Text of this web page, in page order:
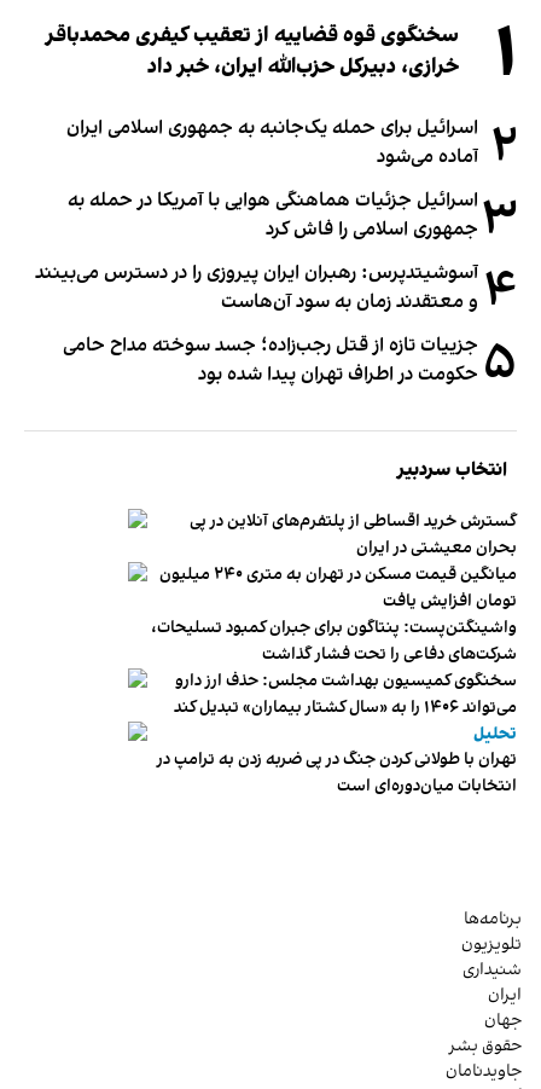
۱
سخنگوی قوه قضاییه از تعقیب کیفری محمدباقر
خرازی، دبیر‌کل حزب‌الله ایران، خبر داد
۲ اسرائیل برای حمله یک‌جانبه به جمهوری اسلامی ایران
آماده می‌شود
۳ اسرائیل جزئیات هماهنگی هوایی با آمریکا در حمله به
جمهوری اسلامی را فاش کرد
۴ آسوشیتدپرس: رهبران ایران پیروزی را در دسترس می‌بینند
و معتقدند زمان به سود آن‌هاست
۵ جزییات تازه از قتل رجب‌زاده؛ جسد سوخته مداح حامی
حکومت در اطراف تهران پیدا شده بود
انتخاب سردبیر
گسترش خرید اقساطی از پلتفرم‌های آنلاین در پی
بحران معیشتی در ایران
میانگین قیمت مسکن در تهران به متری ۲۴۰ میلیون
تومان افزایش یافت
واشینگتن‌پست: پنتاگون برای جبران کمبود تسلیحات،
شرکت‌های دفاعی را تحت فشار گذاشت
سخنگوی کمیسیون بهداشت مجلس: حذف ارز دارو
می‌تواند ۱۴۰۶ را به «سال کشتار بیماران» تبدیل کند
تحلیل
تهران با طولانی کردن جنگ در پی ضربه زدن به ترامپ در
انتخابات میان‌دوره‌ای است
برنامه‌ها
تلویزیون
شنیداری
ایران
جهان
حقوق بشر
جاویدنامان